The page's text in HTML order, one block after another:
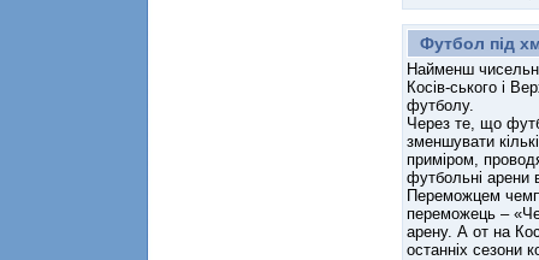
Футбол під
Найменш
Косів-ського і
футболу.
Через те, що
зменшувати
приміром,
футбольні арени
Переможцем
переможець –
арену. А от на
останніх сезони